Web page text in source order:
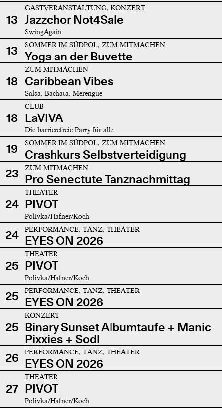
13
GASTVERANSTALTUNG, KONZERT
Jazzchor Not4Sale
SwingAgain
13 SOMMER IM SÜDPOL, ZUM MITMACHEN
Yoga an der Buvette
18
ZUM MITMACHEN
Caribbean Vibes
Salsa, Bachata, Merengue
18
CLUB
LaVIVA
Die barrierefreie Party für alle
19 SOMMER IM SÜDPOL, ZUM MITMACHEN
Crashkurs Selbstverteidigung
23
ZUM MITMACHEN
Pro Senectute Tanznachmittag
24
THEATER
PIVOT
Polivka/Hafner/Koch
24 PERFORMANCE, TANZ, THEATER
EYES ON 2026
25
THEATER
PIVOT
Polivka/Hafner/Koch
25 PERFORMANCE, TANZ, THEATER
EYES ON 2026
25
KONZERT
Binary Sunset Albumtaufe + Manic
Pixxies + Sodl
26
PERFORMANCE, TANZ, THEATER
EYES ON 2026
27
THEATER
PIVOT
Polivka/Hafner/Koch